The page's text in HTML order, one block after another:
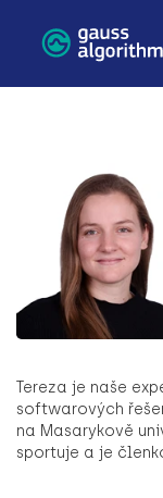
Tereza je naše
softwarových
na Masarykově
sportuje a je